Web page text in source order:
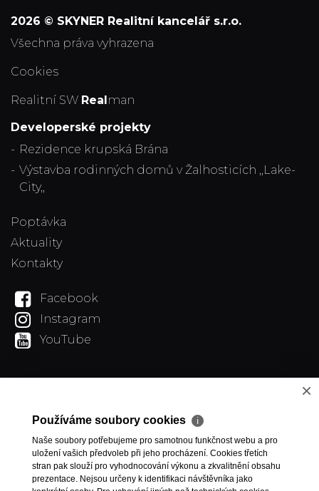
2026 © SKYNER Realitní kancelář s.r.o.
všechna práva vyhrazena
Cookies
Realitní SW Real man
Developerské projekty
Rezidence krupská Brána
Výstavba rodinných domů v Žalhosticích ,,Lake-
City,,
Poptávka
Aktuality
Kontakty
Facebook
Instagram
YouTube
×
Používáme soubory cookies ℹ
Naše soubory potřebujeme pro samotnou funkčnost webu a pro
uložení vašich předvoleb při jeho procházení. Cookies třetích
stran pak slouží pro vyhodnocování výkonu a zkvalitnění obsahu
prezentace. Nejsou určeny k identifikaci návštěvníka jako